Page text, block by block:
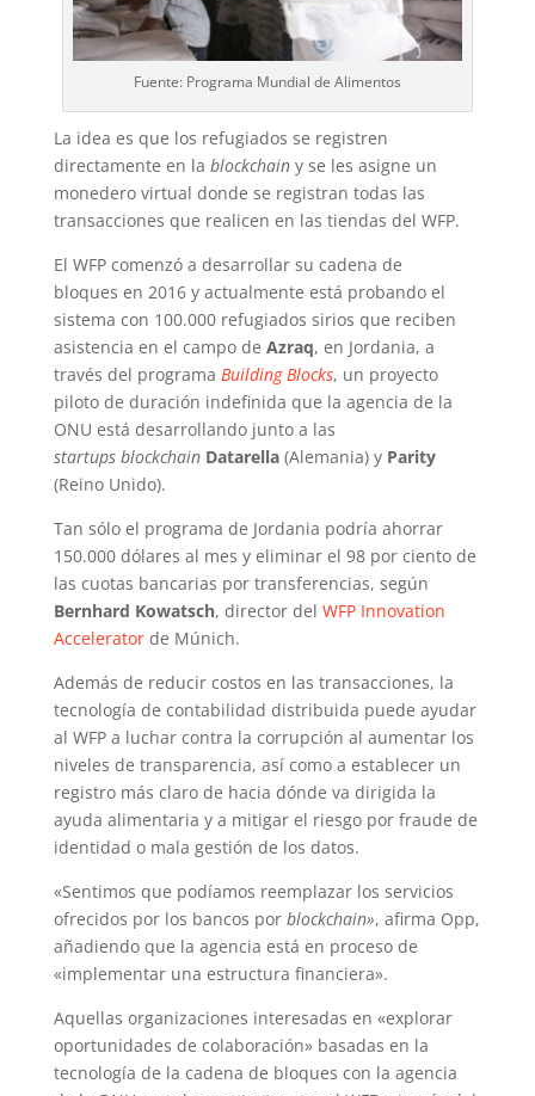
Fuente: Programa Mundial de Alimentos
La idea es que los refugiados se registren
directamente en la blockchainy se les asigne un
monedero virtual donde se registran todas las
transacciones que realicen en las tiendas del WFP.
El WFP comenzó a desarrollar su cadena de
bloques en 2016 y actualmente está probando el
sistema con 100.000 refugiados sirios que reciben
asistencia en el campo de Azraq, en Jordania, a
través del programa Building Blocks, un proyecto
piloto de duración indefinida que la agencia de la
ONU está desarrollando junto a las
startups blockchain Datarella(Alemania) y Parity
(Reino Unido).
Tan sólo el programa de Jordania podría ahorrar
150.000 dólares al mes y eliminar el 98 por ciento de
las cuotas bancarias por transferencias, según
Bernhard Kowatsch, director del WFP Innovation
Acceleratorde Múnich.
Además de reducir costos en las transacciones, la
tecnología de contabilidad distribuida puede ayudar
al WFP a luchar contra la corrupción al aumentar los
niveles de transparencia, así como a establecer un
registro más claro de hacia dónde va dirigida la
ayuda alimentaria y a mitigar el riesgo por fraude de
identidad o mala gestión de los datos.
«Sentimos que podíamos reemplazar los servicios
ofrecidos por los bancos por blockchain», afirma Opp,
añadiendo que la agencia está en proceso de
«implementar una estructura financiera».
Aquellas organizaciones interesadas en «explorar
oportunidades de colaboración» basadas en la
tecnología de la cadena de bloques con la agencia